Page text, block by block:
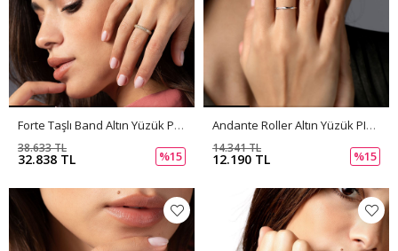
Forte Taşlı Band Altın Yüzük PI0247
32.838 TL
38.633 TL
%15
Andante Roller Altın Yüzük PI0246
12.190 TL
14.341 TL
%15